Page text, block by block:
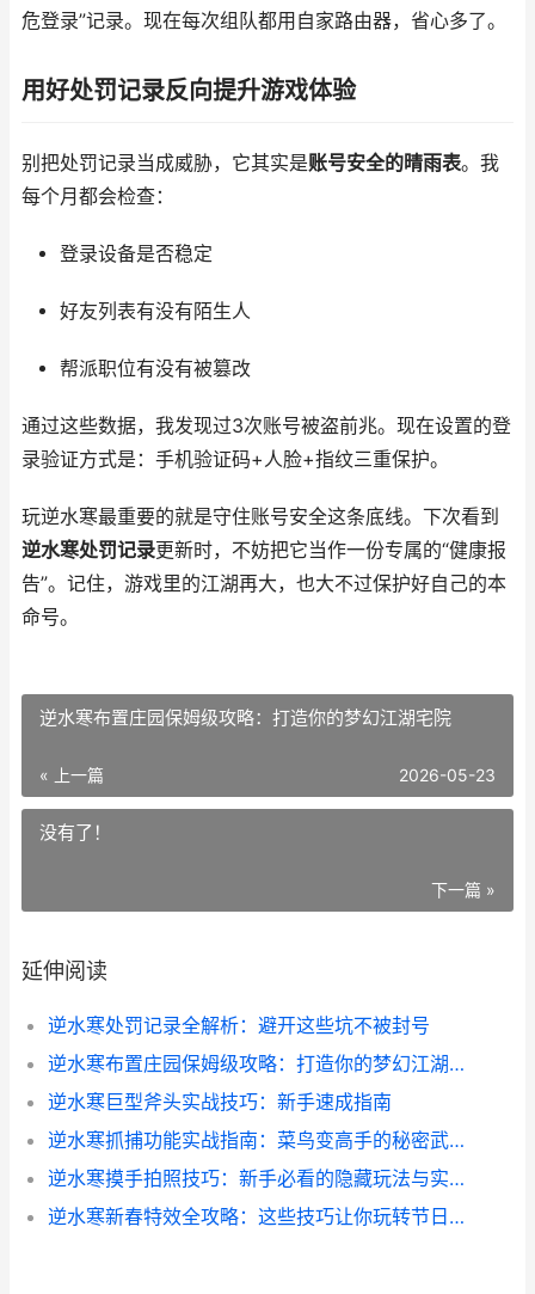
危登录”记录。现在每次组队都用自家路由器，省心多了。
用好处罚记录反向提升游戏体验
别把处罚记录当成威胁，它其实是账号安全的晴雨表。我
每个月都会检查：
登录设备是否稳定
好友列表有没有陌生人
帮派职位有没有被篡改
通过这些数据，我发现过3次账号被盗前兆。现在设置的登
录验证方式是：手机验证码+人脸+指纹三重保护。
玩逆水寒最重要的就是守住账号安全这条底线。下次看到
逆水寒处罚记录更新时，不妨把它当作一份专属的“健康报
告”。记住，游戏里的江湖再大，也大不过保护好自己的本
命号。
逆水寒布置庄园保姆级攻略：打造你的梦幻江湖宅院
« 上一篇 2026-05-23
没有了！
下一篇 »
延伸阅读
逆水寒处罚记录全解析：避开这些坑不被封号
逆水寒布置庄园保姆级攻略：打造你的梦幻江湖宅院
逆水寒巨型斧头实战技巧：新手速成指南
逆水寒抓捕功能实战指南：菜鸟变高手的秘密武器
逆水寒摸手拍照技巧：新手必看的隐藏玩法与实用指南
逆水寒新春特效全攻略：这些技巧让你玩转节日副本